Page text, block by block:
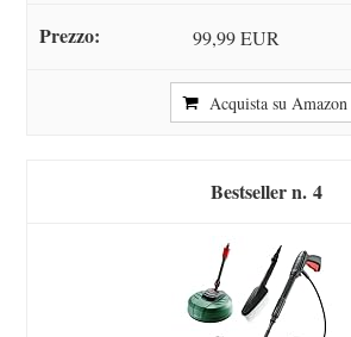
99,99 EUR
Acquista su Amazon
4